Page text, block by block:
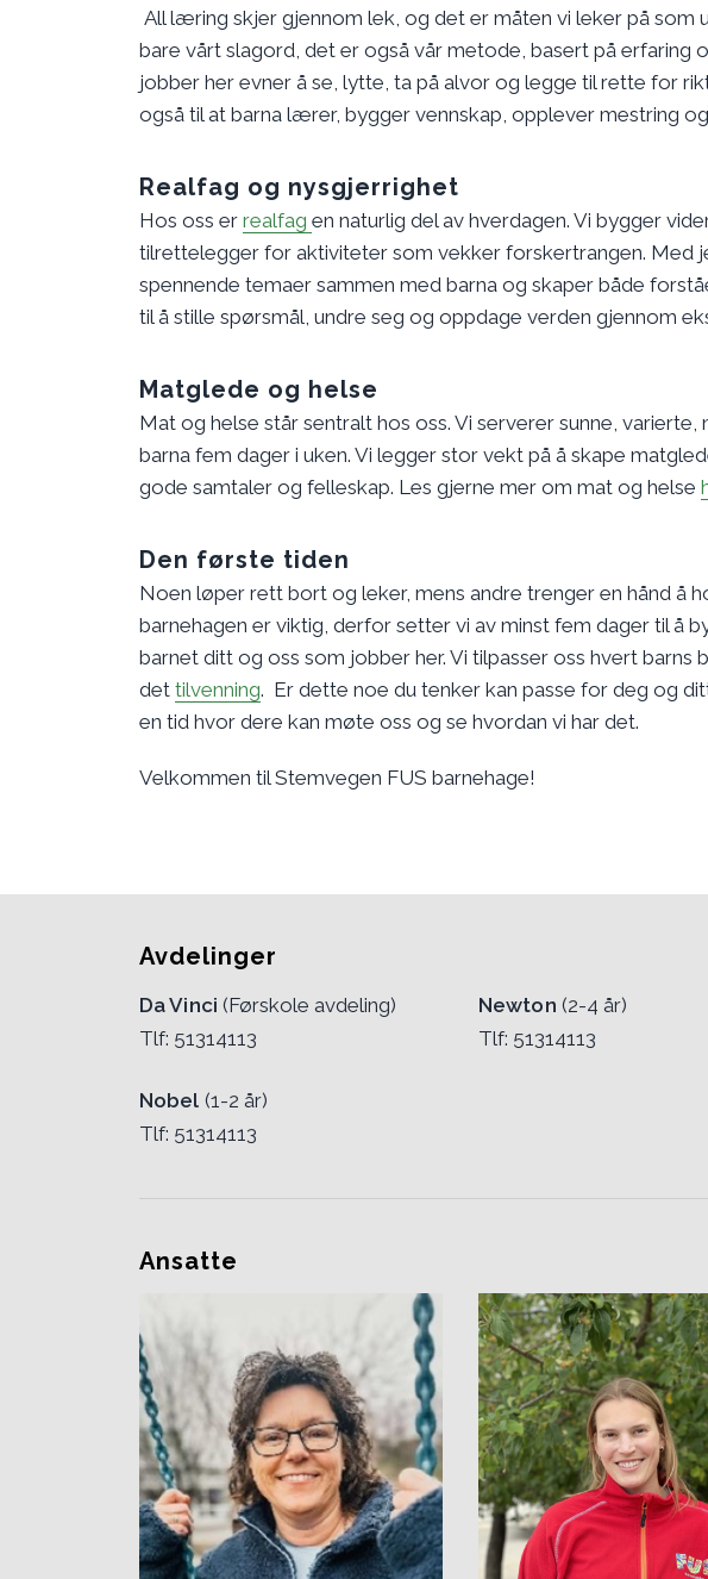
All læring skjer gjennom lek, og det er måten vi leker på som
bare vårt slagord, det er også vår metode, basert på erfaring
jobber her evner å se, lytte, ta på alvor og legge til rette for
også til at barna lærer, bygger vennskap, opplever mestring
Realfag og nysgjerrighet
Hos oss er realfag en naturlig del av hverdagen. Vi bygger
tilrettelegger for aktiviteter som vekker forskertrangen. Med
spennende temaer sammen med barna og skaper både
til å stille spørsmål, undre seg og oppdage verden gjennom
Matglede og helse
Mat og helse står sentralt hos oss. Vi serverer sunne,
barna fem dager i uken. Vi legger stor vekt på å skape
gode samtaler og felleskap. Les gjerne mer om mat og helse
Den første tiden
Noen løper rett bort og leker, mens andre trenger en hånd å
barnehagen er viktig, derfor setter vi av minst fem dager til å
barnet ditt og oss som jobber her. Vi tilpasser oss hvert barns
det tilvenning. Er dette noe du tenker kan passe for deg og
en tid hvor dere kan møte oss og se hvordan vi har det.
Velkommen til Stemvegen FUS barnehage!
Avdelinger
Da Vinci (Førskole avdeling)
Tlf: 51314113
Newton (2-4 år)
Tlf: 51314113
Nobel (1-2 år)
Tlf: 51314113
Ansatte